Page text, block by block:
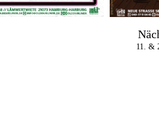
11. &